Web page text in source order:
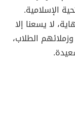
الإسلامية.
لا يسعنا إلا
الطلاب،